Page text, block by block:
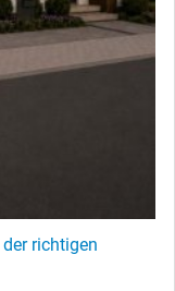
richtigen